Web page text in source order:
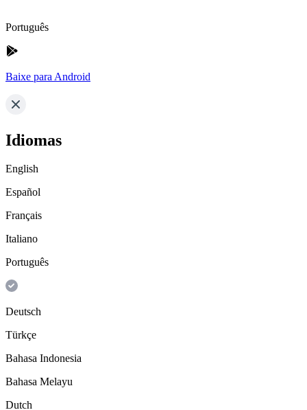
Português
Baixe para Android
Idiomas
English
Español
Français
Italiano
Português
Deutsch
Türkçe
Bahasa Indonesia
Bahasa Melayu
Dutch